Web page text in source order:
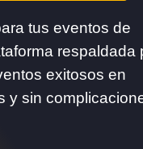
tus eventos de
respaldada
exitosos en
y sin